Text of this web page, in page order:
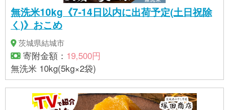
無洗米10kg《7-14日以内に出荷予定(土日祝除
く)》おこめ
茨城県結城市
寄附金額： 19,500円
無洗米 10kg(5kg×2袋)